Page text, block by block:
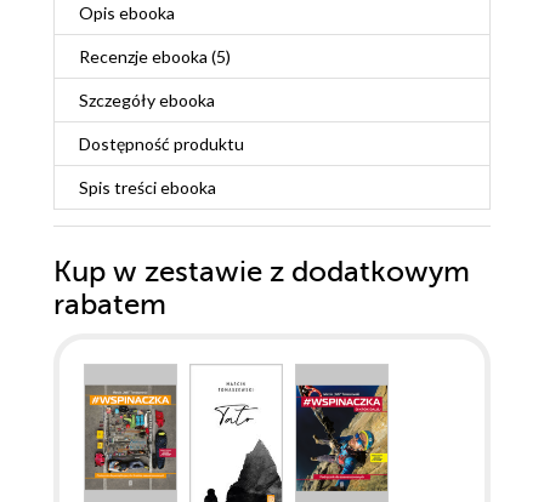
Opis ebooka
Recenzjeebooka (5)
Szczegółyebooka
Dostępność produktu
Spis treściebooka
Kup w zestawie z dodatkowym
rabatem